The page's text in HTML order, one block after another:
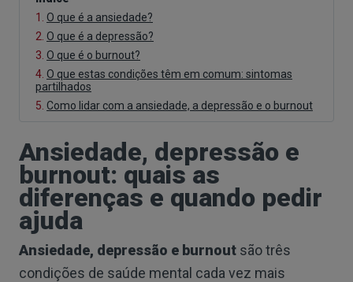
1. O que é a ansiedade?
2. O que é a depressão?
3. O que é o burnout?
4. O que estas condições têm em comum: sintomas
partilhados
5. Como lidar com a ansiedade, a depressão e o burnout
Ansiedade, depressão e
burnout: quais as
diferenças e quando pedir
ajuda
Ansiedade, depressão e burnout são três
condições de saúde mental cada vez mais